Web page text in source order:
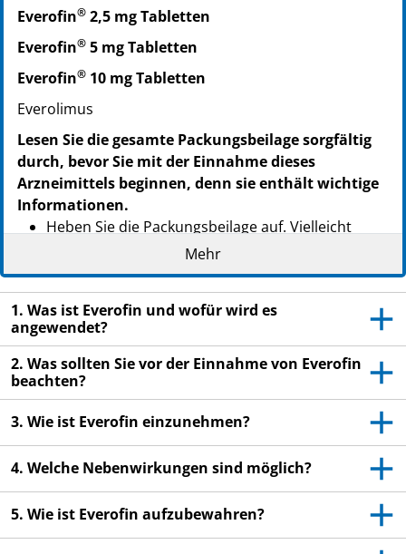
Everofin® 2,5 mg Tabletten
Everofin® 5 mg Tabletten
Everofin® 10 mg Tabletten
Everolimus
Lesen Sie die gesamte Packungsbeilage sorgfältig
durch, bevor Sie mit der Einnahme dieses
Arzneimittels beginnen, denn sie enthält wichtige
Informationen.
Heben Sie die Packungsbeilage auf. Vielleicht
möchten Sie diese später nochmals lesen.
Wenn Sie weitere Fragen haben, wenden Sie sich
an Ihren Arzt oder Apotheker.
Dieses Arzneimittel wurde Ihnen persönlich
verschrieben. Geben Sie es nicht an Dritte weiter.
Es kann anderen Menschen schaden, auch wenn
diese die gleichen Beschwerden haben wie Sie.
Wenn Sie Nebenwirkungen bemerken, wenden Sie
sich an Ihren Arzt oder Apotheker. Dies gilt auch
für Nebenwirkungen, die nicht in dieser
Packungsbeilage angegeben sind. Siehe Abschnitt
4.
Mehr
1. Was ist Everofin und wofür wird es
angewendet?
2. Was sollten Sie vor der Einnahme von Everofin
beachten?
3. Wie ist Everofin einzunehmen?
4. Welche Nebenwirkungen sind möglich?
5. Wie ist Everofin aufzubewahren?